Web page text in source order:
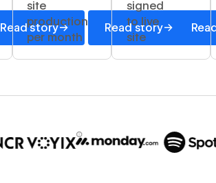
Read story→
site
production
per month
Read story→
signed
to live
site